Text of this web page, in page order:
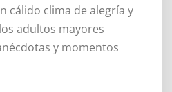
cálido clima de alegría y
adultos mayores
y momentos